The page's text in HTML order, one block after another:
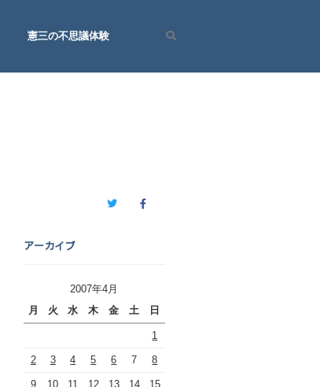
憲三の不思議体験
TwitterFacebook
アーカイブ
2007年4月
月
火 水 木 金 土 日
1
2 3 4 5 6 7 8
9 10 11 12 13 14 15